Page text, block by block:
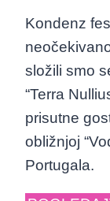
Kondenz
složili smo
“Terra
prisutne
obližnjoj
Portugala.